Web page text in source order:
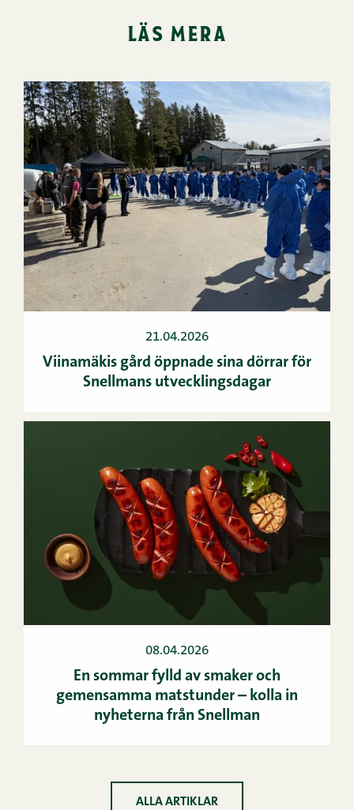
läs mera
21.04.2026
Viinamäkis gård öppnade sina dörrar för
Snellmans utvecklingsdagar
08.04.2026
En sommar fylld av smaker och
gemensamma matstunder – kolla in
nyheterna från Snellman
ALLA ARTIKLAR